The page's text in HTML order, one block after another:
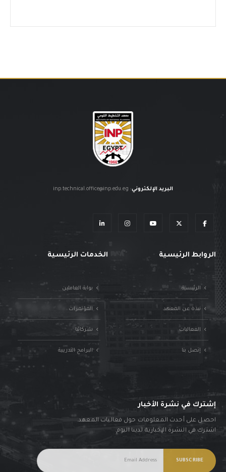
البريد الإلكتروني:
inp.technical.office@inp.edu.eg
الروابط الرئيسية
الرئيسية
نبذة عن المعهد
الفعاليات
إتصل بنا
الخدمات الرئيسية
بوابة العاملين
المؤتمرات
شركائنا
البرامج التدريبية
إشترك في نشرة الأخبار
احصل على أحدث المعلومات حول فعاليات المعهد.
اشترك في النشرة الإخبارية لدينا اليوم.